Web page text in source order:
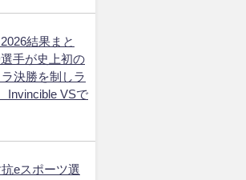
結果まと
手が史上初の
決勝を制しラ
Invincible VSで
eスポーツ選